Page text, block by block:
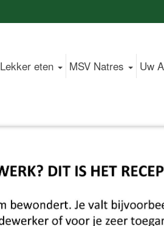
Lekker eten MSV Natres Uw